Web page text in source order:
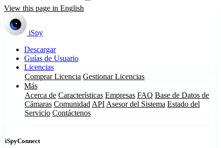
View this page in English
iSpy
Descargar
Guías de Usuario
Licencias
Comprar Licencia Gestionar Licencias
Más
Acerca de Características Empresas FAQ Base de Datos de
Cámaras Comunidad API Asesor del Sistema Estado del
Servicio Contáctenos
iSpyConnect